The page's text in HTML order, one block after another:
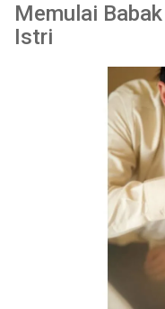
Memulai
Istri